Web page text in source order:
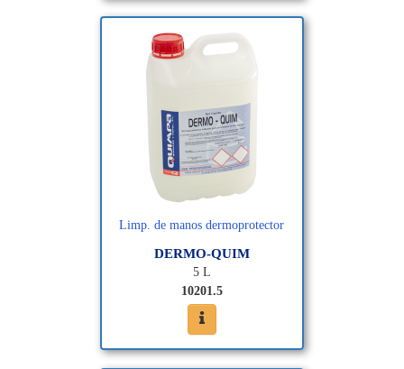
Limp. de manos dermoprotector
DERMO-QUIM
5 L
10201.5